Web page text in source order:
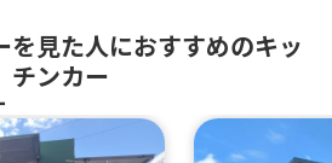
を見た人におすすめのキッ
チンカー